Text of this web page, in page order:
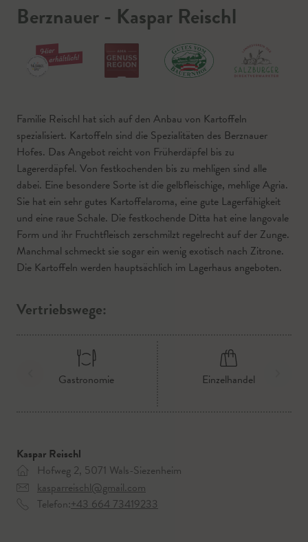
Berznauer - Kaspar Reischl
Familie Reischl hat sich auf den Anbau von Kartoffeln
spezialisiert. Kartoffeln sind die Spezialitäten des Berznauer
Hofes. Das Angebot reicht von Früherdäpfel bis zu
Lagererdäpfel. Von festkochenden bis zu mehligen sind alle
dabei. Eine besondere Sorte ist die gelbfleischige, mehlige Agria.
Sie hat ein sehr gutes Kartoffelaroma, eine gute Lagerfähigkeit
und eine raue Schale. Die festkochende Ditta hat eine langovale
Form und ihr Fruchtfleisch zerschmilzt regelrecht auf der Zunge.
Manchmal schmeckt sie sogar ein wenig exotisch nach Zitrone.
Die Kartoffeln werden hauptsächlich im Lagerhaus angeboten.
Vertriebswege:
Gastronomie Einzelhandel
Kaspar Reischl
Hofweg 2, 5071 Wals-Siezenheim
kasparreischl@gmail.com
Telefon:+43 664 73419233